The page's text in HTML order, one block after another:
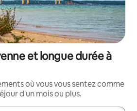
et longue durée à
où vous vous sentez comme
d'un mois ou plus.